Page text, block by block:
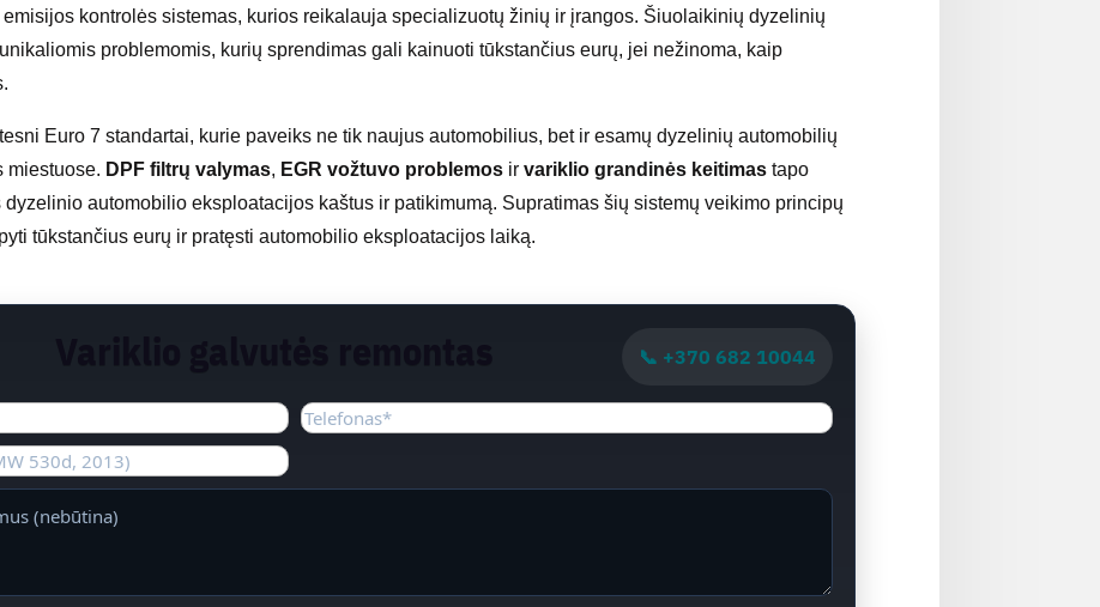
kontrolės sistemas, kurios reikalauja specializuotų žinių ir įrangos. Šiuolaikinių dyzelinių
problemomis, kurių sprendimas gali kainuoti tūkstančius eurų, jei nežinoma, kaip
Euro 7 standartai, kurie paveiks ne tik naujus automobilius, bet ir esamų dyzelinių automobilių
miestuose. DPF filtrų valymas, EGR vožtuvo problemos irvariklio grandinės keitimas tapo
automobilio eksploatacijos kaštus ir patikimumą. Supratimas šių sistemų veikimo principų
tūkstančius eurų ir pratęsti automobilio eksploatacijos laiką.
📞 +370 682 10044